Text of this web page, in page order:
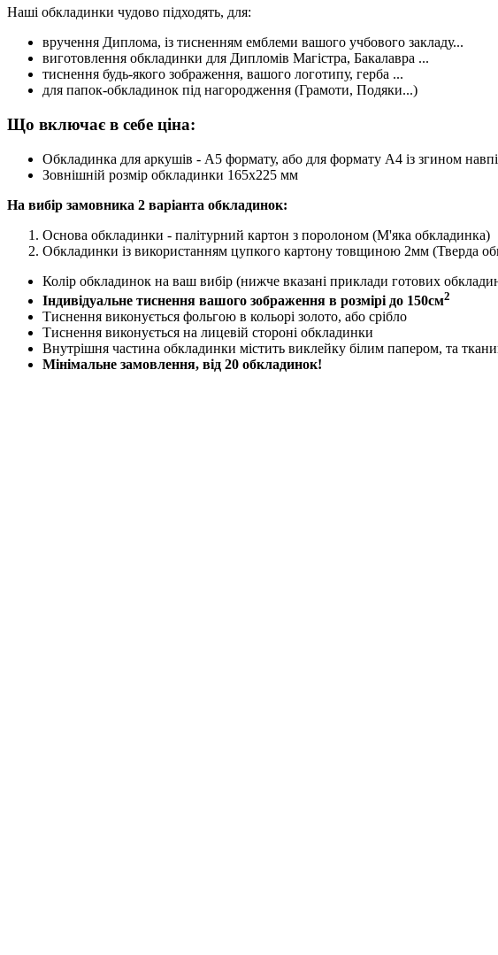
Наші обкладинки чудово підходять, для:
вручення Диплома, із тисненням емблеми вашого учбового закладу...
виготовлення обкладинки для Дипломів Магістра, Бакалавра ...
тиснення будь-якого зображення, вашого логотипу, герба ...
для папок-обкладинок під нагородження (Грамоти, Подяки...)
Що включає в себе ціна:
Обкладинка для аркушів - А5 формату, або для формату А4 із згином
Зовнішній розмір обкладинки 165х225 мм
На вибір замовника 2 варіанта обкладинок:
Основа обкладинки - палітурний картон з поролоном (М'яка обкладинка)
Обкладинки із використанням цупкого картону товщиною 2мм (Тверда
Колір обкладинок на ваш вибір (нижче вказані приклади готових
Індивідуальне тиснення вашого зображення в розмірі до 150см2
Тиснення виконується фольгою в кольорі золото, або срібло
Тиснення виконується на лицевій стороні обкладинки
Внутрішня частина обкладинки містить виклейку білим папером, та
Мінімальне замовлення, від 20 обкладинок!